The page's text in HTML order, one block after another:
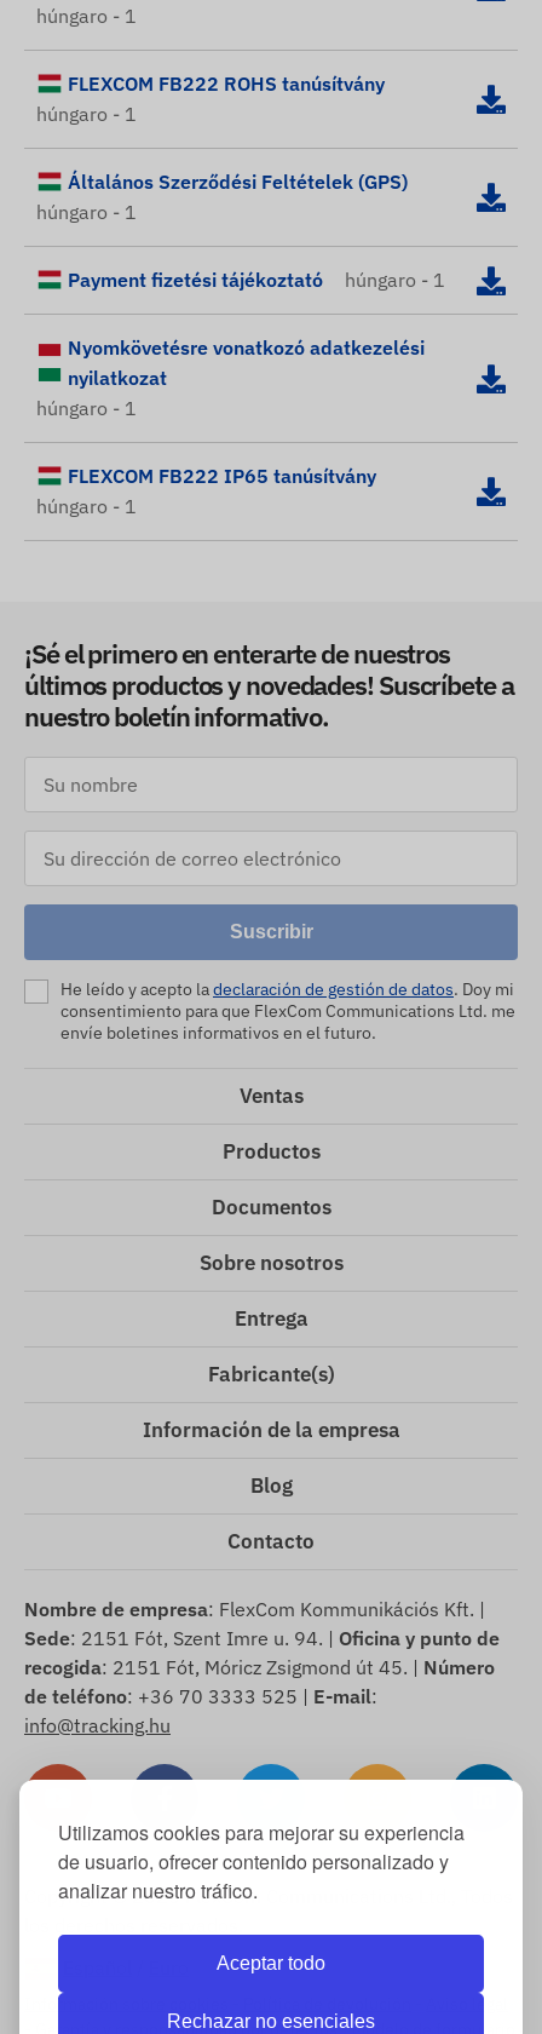
Utilizamos cookies para mejorar su experiencia
de usuario, ofrecer contenido personalizado y
analizar nuestro tráfico.
Aceptar todo
Rechazar no esenciales
húngaro - 1
FLEXCOM FB222 ROHS tanúsítvány
húngaro - 1
Általános Szerződési Feltételek (GPS)
húngaro - 1
Payment fizetési tájékoztató húngaro - 1
Nyomkövetésre vonatkozó adatkezelési
nyilatkozat
húngaro - 1
FLEXCOM FB222 IP65 tanúsítvány
húngaro - 1
¡Sé el primero en enterarte de nuestros
últimos productos y novedades! Suscríbete a
nuestro boletín informativo.
Suscribir
He leído y acepto ladeclaración de gestión de datos. Doy mi
consentimiento para que FlexCom Communications Ltd. me
envíe boletines informativos en el futuro.
Ventas
Productos
Documentos
Sobre nosotros
Entrega
Fabricante(s)
Información de la empresa
Blog
Contacto
Nombre de empresa: FlexCom Kommunikációs Kft. |
Sede: 2151 Fót, Szent Imre u. 94. | Oficina y punto de
recogida: 2151 Fót, Móricz Zsigmond út 45. | Número
de teléfono: +36 70 3333 525 | E-mail:
info@tracking.hu
Copyright © 2025 FlexCom Communications Ltd., Todos
Información sobre cookies
Aviso legal